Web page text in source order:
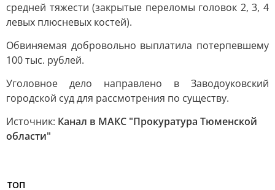
средней тяжести (закрытые переломы головок 2, 3, 4
левых плюсневых костей).
Обвиняемая добровольно выплатила потерпевшему
100 тыс. рублей.
Уголовное дело направлено в Заводоуковский
городской суд для рассмотрения по существу.
Источник: Канал в МАКС "Прокуратура Тюменской
области"
ТОП